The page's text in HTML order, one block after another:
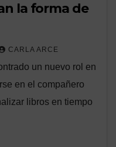
la forma de
CARLA ARCE
un nuevo rol en
en el compañero
libros en tiempo